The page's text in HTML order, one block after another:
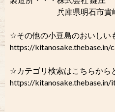
兵庫県明石市貴崎3
☆その他の小豆島のおいし
https://kitanosake.thebase.in/
☆カテゴリ検索はこちらか
https://kitanosake.thebase.in/